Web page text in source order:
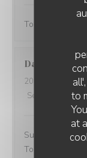
to
at
Tout était
David
2022-08-27
-
Service
Super accueil,
Toujours du